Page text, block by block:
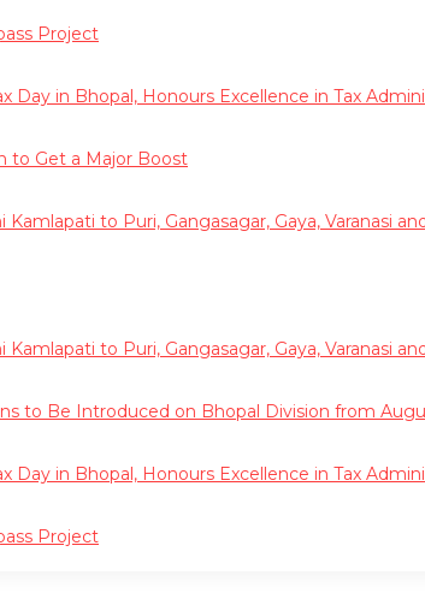
Project
in Bhopal, Honours Excellence in Tax
to Get a Major Boost
to Puri, Gangasagar, Gaya, Varanasi
to Puri, Gangasagar, Gaya, Varanasi
to Be Introduced on Bhopal Division from
in Bhopal, Honours Excellence in Tax
Project